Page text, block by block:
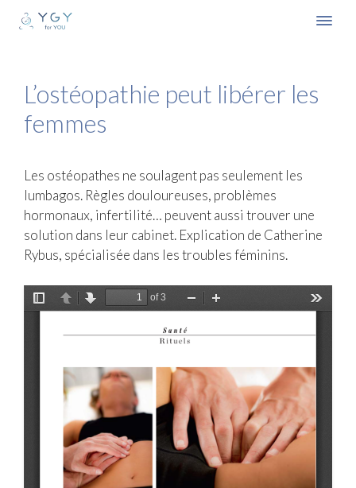
Aller
L’ostéopathie peut libérer les
femmes
Les ostéopathes ne soulagent pas seulement les
lumbagos. Règles douloureuses, problèmes
hormonaux, infertilité… peuvent aussi trouver une
solution dans leur cabinet. Explication de Catherine
Rybus, spécialisée dans les troubles féminins.